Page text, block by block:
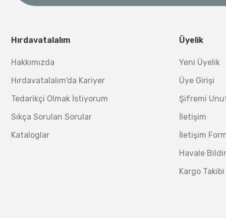
Hırdavatalalım
Hakkımızda
Hırdavatalalım'da Kariyer
Tedarikçi Olmak İstiyorum
Sıkça Sorulan Sorular
Kataloglar
Üyelik
Yeni Üyelik
Üye Girişi
Şifremi
İletişim
İletişim
Havale
Kargo Takibi